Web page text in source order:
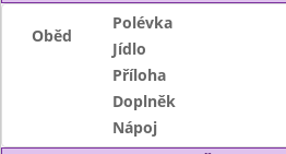
Oběd
Polévka
Jídlo
Příloha
Doplněk
Nápoj